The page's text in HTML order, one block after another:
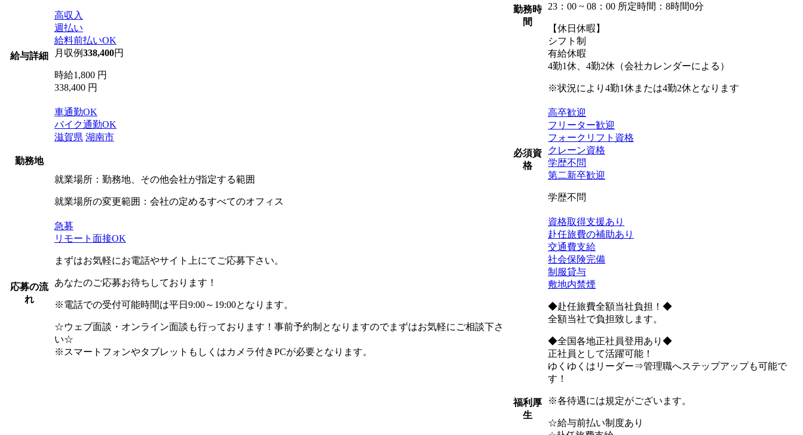
給与詳細
高収入
週払い
給料前払いOK
月収例338,400円
時給1,800 円
338,400 円
勤務地
車通勤OK
バイク通勤OK
滋賀県 湖南市
就業場所：勤務地、その他会社が指定する範囲
就業場所の変更範囲：会社の定めるすべてのオフィス
応募の流
れ
急募
リモート面接OK
まずはお気軽にお電話やサイト上にてご応募下さい。
あなたのご応募お待ちしております！
※電話での受付可能時間は平日9:00～19:00となります。
☆ウェブ面談・オンライン面談も行っております！事前予約制となりますのでまずはお気軽にご相談下さ
い☆
※スマートフォンやタブレットもしくはカメラ付きPCが必要となります。
勤務時
間
23：00 ~ 08：00 所定時間：8時間0分
【休日休暇】
シフト制
有給休暇
4勤1休、4勤2休（会社カレンダーによる）
※状況により4勤1休または4勤2休となります
必須資
格
高卒歓迎
フリーター歓迎
フォークリフト資格
クレーン資格
学歴不問
第二新卒歓迎
学歴不問
福利厚
生
資格取得支援あり
赴任旅費の補助あり
交通費支給
社会保険完備
制服貸与
敷地内禁煙
◆赴任旅費全額当社負担！◆
全額当社で負担致します。
◆全国各地正社員登用あり◆
正社員として活躍可能！
ゆくゆくはリーダー⇒管理職へステップアップも可能で
す！
※各待遇には規定がございます。
☆給与前払い制度あり